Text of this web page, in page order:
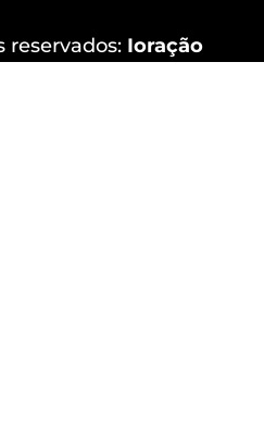
reservados: Ioração